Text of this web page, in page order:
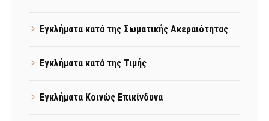
Εγκλήματα κατά της Σωματικής Ακεραιότητας
Εγκλήματα κατά της Τιμής
Εγκλήματα Κοινώς Επικίνδυνα